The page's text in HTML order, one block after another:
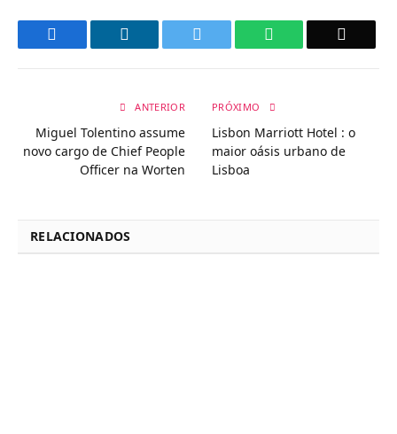
WhatsApp
ANTERIOR
Miguel Tolentino assume
novo cargo de Chief People
Officer na Worten
PRÓXIMO
Lisbon Marriott Hotel : o
maior oásis urbano de
Lisboa
RELACIONADOS